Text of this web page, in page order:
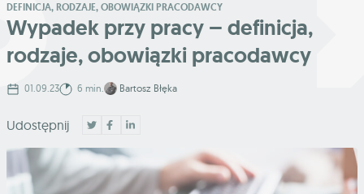
DEFINICJA, RODZAJE, OBOWIĄZKI PRACODAWCY
Wypadek przy pracy – definicja,
rodzaje, obowiązki pracodawcy
01.09.23 6 min. Bartosz Błęka
Udostępnij